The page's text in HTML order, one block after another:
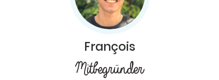
François
Mitbegründer